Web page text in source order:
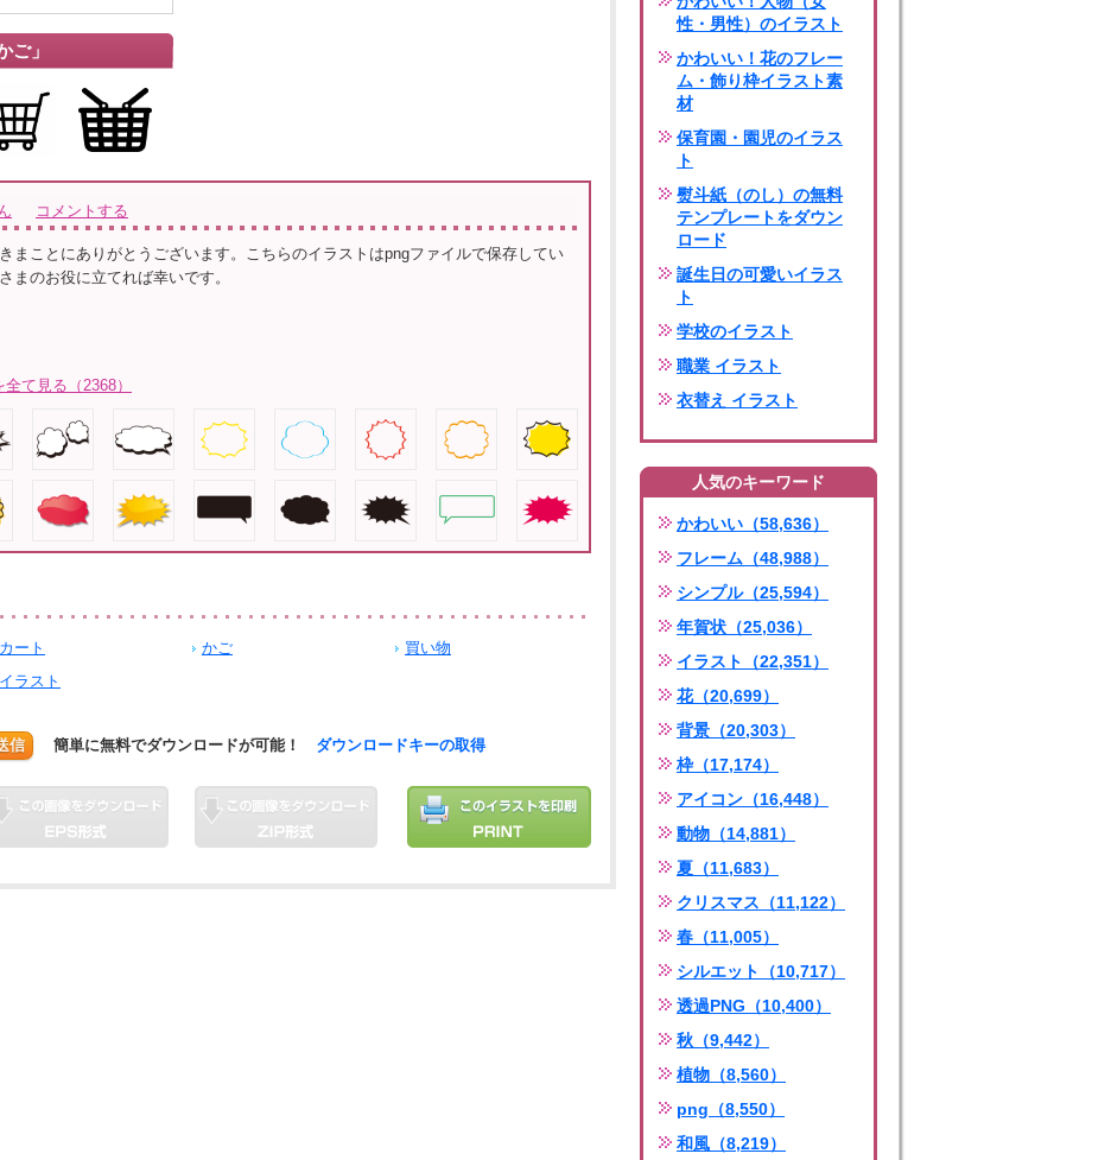
ご」
コメントする
まことにありがとうございます。こちらのイラストはpngファイルで保存してい
まのお役に立てれば幸いです。
て見る（2368）
カート かご
買い物
イラスト
信 簡単に無料でダウンロードが可能！ ダウンロードキーの取得
性・男性）のイラスト
かわいい！花のフレー
ム・飾り枠イラスト素
材
保育園・園児のイラス
ト
熨斗紙（のし）の無料
テンプレートをダウン
ロード
誕生日の可愛いイラス
ト
学校のイラスト
職業 イラスト
衣替え イラスト
人気のキーワード
かわいい（58,636）
フレーム（48,988）
シンプル（25,594）
年賀状（25,036）
イラスト（22,351）
花（20,699）
背景（20,303）
枠（17,174）
アイコン（16,448）
動物（14,881）
夏（11,683）
クリスマス（11,122）
春（11,005）
シルエット（10,717）
透過PNG（10,400）
秋（9,442）
植物（8,560）
png（8,550）
和風（8,219）